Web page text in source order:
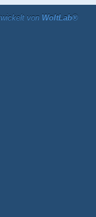
von WoltLab®